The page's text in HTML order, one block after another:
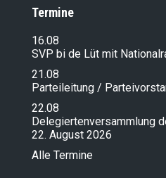
Termine
16.08
SVP bi de Lüt mit
21.08
Parteileitung /
22.08
Delegiertenversammlung
22. August 2026
Alle Termine